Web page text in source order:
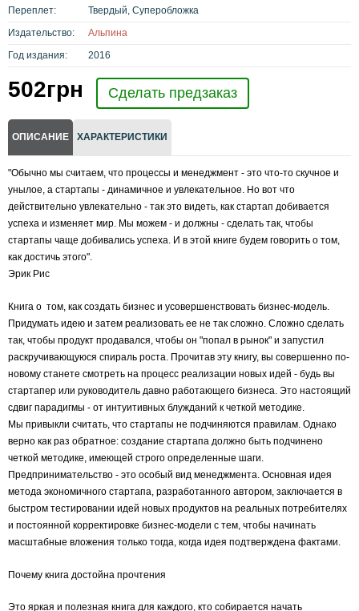
Переплет:
Твердый, Суперобложка
Издательство:
Альпина
Год издания:
2016
502грн Сделать предзаказ
ОПИСАНИЕ ХАРАКТЕРИСТИКИ
"Обычно мы считаем, что процессы и менеджмент - это что-то скучное и
унылое, а стартапы - динамичное и увлекательное. Но вот что
действительно увлекательно - так это видеть, как стартап добивается
успеха и изменяет мир. Мы можем - и должны - сделать так, чтобы
стартапы чаще добивались успеха. И в этой книге будем говорить о том,
как достичь этого".
Эрик Рис
Книга о том, как создать бизнес и усовершенствовать бизнес-модель.
Придумать идею и затем реализовать ее не так сложно. Сложно сделать
так, чтобы продукт продавался, чтобы он "попал в рынок" и запустил
раскручивающуюся спираль роста. Прочитав эту книгу, вы совершенно по-
новому станете смотреть на процесс реализации новых идей - будь вы
стартапер или руководитель давно работающего бизнеса. Это настоящий
сдвиг парадигмы - от интуитивных блужданий к четкой методике.
Мы привыкли считать, что стартапы не подчиняются правилам. Однако
верно как раз обратное: создание стартапа должно быть подчинено
четкой методике, имеющей строго определенные шаги.
Предпринимательство - это особый вид менеджмента. Основная идея
метода экономичного стартапа, разработанного автором, заключается в
быстром тестировании идей новых продуктов на реальных потребителях
и постоянной корректировке бизнес-модели с тем, чтобы начинать
масштабные вложения только тогда, когда идея подтверждена фактами.
Почему книга достойна прочтения
Это яркая и полезная книга для каждого, кто собирается начать